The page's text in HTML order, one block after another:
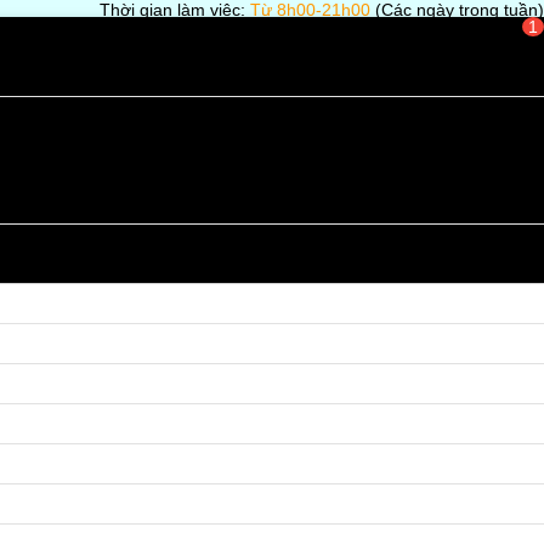
Thời gian làm việc: Từ 8h00-21h00 (Các ngày trong tuần)
1